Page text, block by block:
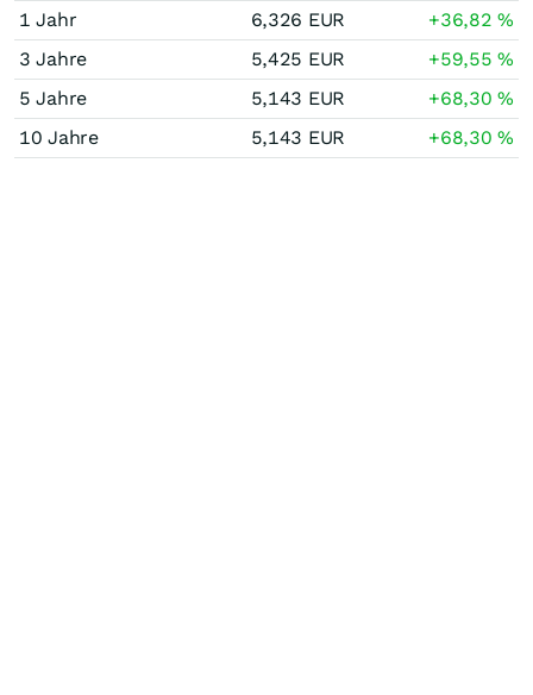
1 Jahr 6,326 EUR +36,82%
3 Jahre
5,425 EUR +59,55%
5 Jahre
5,143 EUR +68,30%
10 Jahre
5,143 EUR +68,30%